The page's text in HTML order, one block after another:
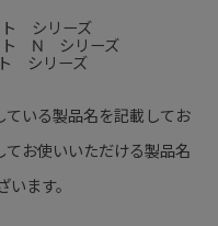
ト シリーズ
ト N シリーズ
シリーズ
いる製品名を記載してお
お使いいただける製品名
ます。